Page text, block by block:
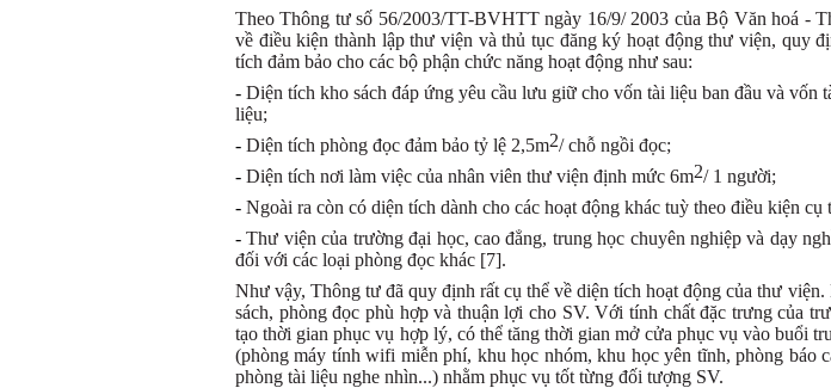
Theo Thông tư số 56/2003/TT-BVHTT ngày 16/9/ 2003 của Bộ Văn hoá -
về điều kiện thành lập thư viện và thủ tục đăng ký hoạt động thư viện, quy
tích đảm bảo cho các bộ phận chức năng hoạt động như sau:
- Diện tích kho sách đáp ứng yêu cầu lưu giữ cho vốn tài liệu ban đầu và vốn
liệu;
- Diện tích phòng đọc đảm bảo tỷ lệ 2,5m2/ chỗ ngồi đọc;
- Diện tích nơi làm việc của nhân viên thư viện định mức 6m2/ 1 người;
- Ngoài ra còn có diện tích dành cho các hoạt động khác tuỳ theo điều kiện cụ
-Thư viện của trường đại học, cao đẳng, trung học chuyên nghiệp và dạy
đối với các loại phòng đọc khác [7].
Như vậy, Thông tư đã quy định rất cụ thể về diện tích hoạt động của thư
sách, phòng đọc phù hợp và thuận lợi cho SV. Với tính chất đặc trưng của
tạo thời gian phục vụ hợp lý, có thể tăng thời gian mở cửa phục vụ vào buổi
(phòng máy tính wifi miễn phí, khu học nhóm, khu học yên tĩnh, phòng báo
phòng tài liệu nghe nhìn...) nhằm phục vụ tốt từng đối tượng SV.